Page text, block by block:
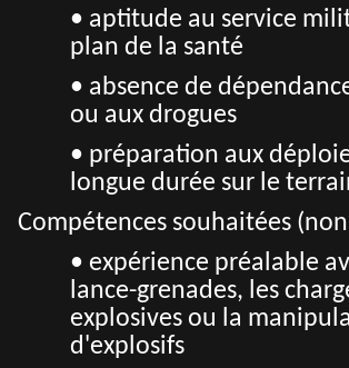
• aptitude au service
plan de la santé
• absence de
ou aux drogues
• préparation aux
longue durée sur le
Compétences souhaitées
• expérience préalable
lance-grenades, les
explosives ou la
d'explosifs